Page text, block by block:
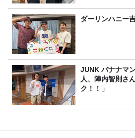
ダーリンハニー
JUNK バナナマン「三大“小MC”の一
人、陣内智則さ
ク！！」